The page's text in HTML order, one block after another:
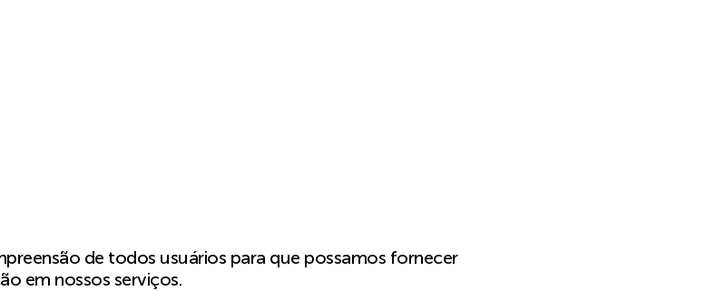
de todos usuários para que possamos fornecer
em nossos serviços.